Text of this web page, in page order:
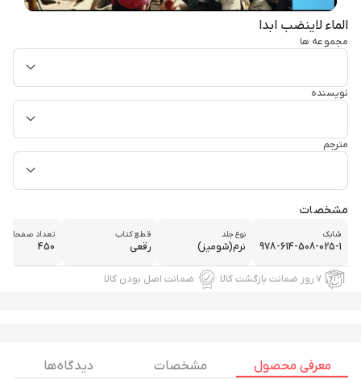
الماء لاینضب ابدا
مجموعه ها
نویسنده
مترجم
مشخصات
شابک
978-614-508-025-1
نوع جلد
نرم(شومیز)
قطع کتاب
رقعی
تعداد صفحات
450
۷ روز ضمانت بازگشت کالا ضمانت اصل بودن کالا
معرفی محصول مشخصات
دیدگاه ها